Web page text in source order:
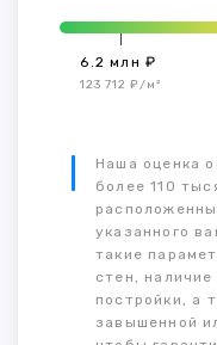
6.2 млн ₽
123 712 ₽/м²
Наша оценка
более 110
указанного
такие
стен, наличие
постройки, а
завышенной